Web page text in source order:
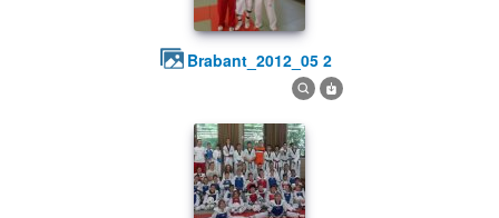
brabant_2012_05 2